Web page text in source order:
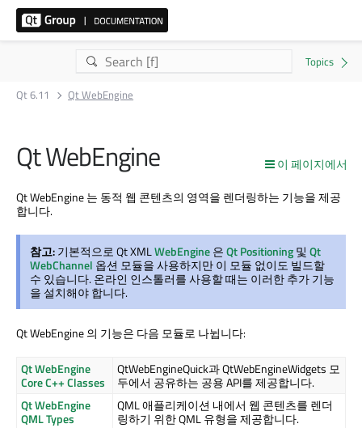
Qt 6.11 Qt WebEngine
이 페이지에서
Qt WebEngine
Qt WebEngine는 동적 웹 콘텐츠의 영역을 렌더링하는 기능을 제공
합니다.
참고:기본적으로 Qt XMLWebEngine은Qt Positioning및 Qt
WebChannel 옵션 모듈을 사용하지만 이 모듈 없이도 빌드할
수 있습니다. 온라인 인스톨러를 사용할 때는 이러한 추가 기능
을 설치해야 합니다.
Qt WebEngine의 기능은 다음 모듈로 나뉩니다:
Qt WebEngine
Core C++ Classes
QtWebEngineQuick과 QtWebEngineWidgets 모
두에서 공유하는 공용 API를 제공합니다.
Qt WebEngine
QML Types
QML 애플리케이션 내에서 웹 콘텐츠를 렌더
링하기 위한 QML 유형을 제공합니다.